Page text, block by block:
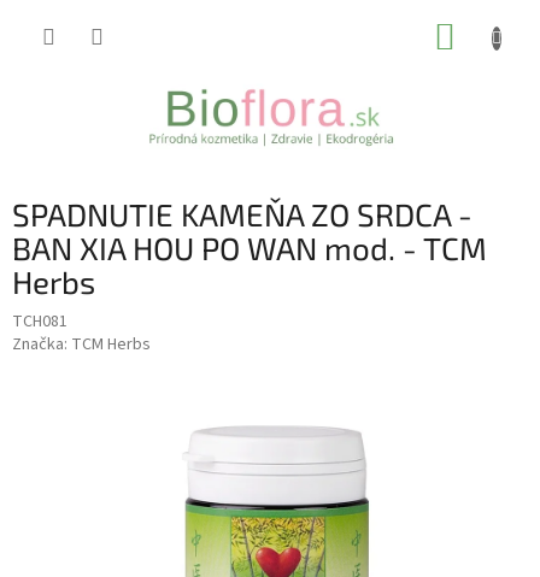
SPADNUTIE KAMEŇA ZO SRDCA -
BAN XIA HOU PO WAN mod. - TCM
Herbs
TCH081
Značka: TCM Herbs